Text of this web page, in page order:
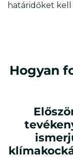
határidőket kell
Hogyan